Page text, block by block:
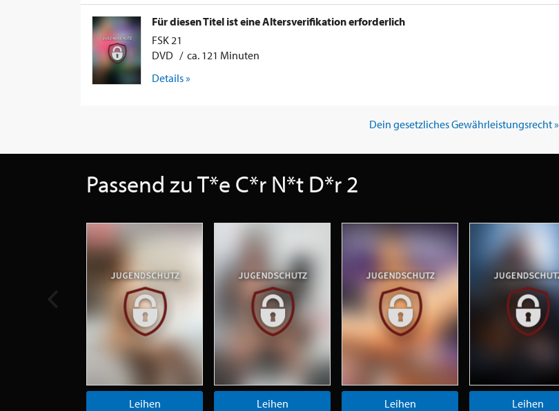
Für diesen Titel ist eine Altersverifikation erforderlich
FSK 21
DVD / ca. 121 Minuten
Details »
Dein gesetzliches Gewährleistungsrecht »
Passend zu T*e C*r N*t D*r 2
Leihen
Leihen
Leihen
Leihen